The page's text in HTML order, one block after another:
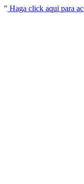
" Haga click aqui para